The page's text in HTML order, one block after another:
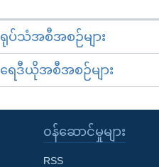
ရုပ်သံအစီအစဉ်များ
ရေဒီယိုအစီအစဉ်များ
၀န်ဆောင်မှုများ
RSS